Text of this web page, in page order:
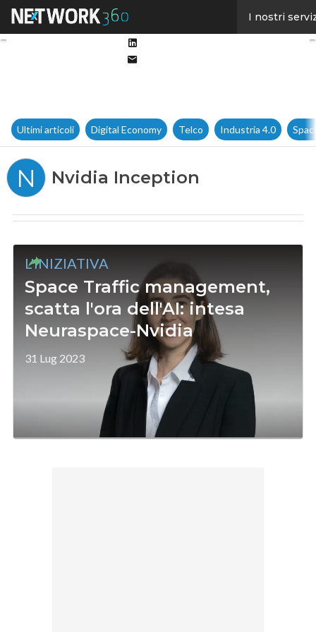
I nostri
Ultimi articoli Digital Economy Telco Industria 4.0
N Nvidia Inception
L'INIZIATIVA
Space Traffic management,
scatta l'ora dell'AI: intesa
Neuraspace-Nvidia
31 Lug 2023